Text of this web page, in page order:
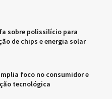
sobre polissilício para
de chips e energia solar
foco no consumidor e
tecnológica